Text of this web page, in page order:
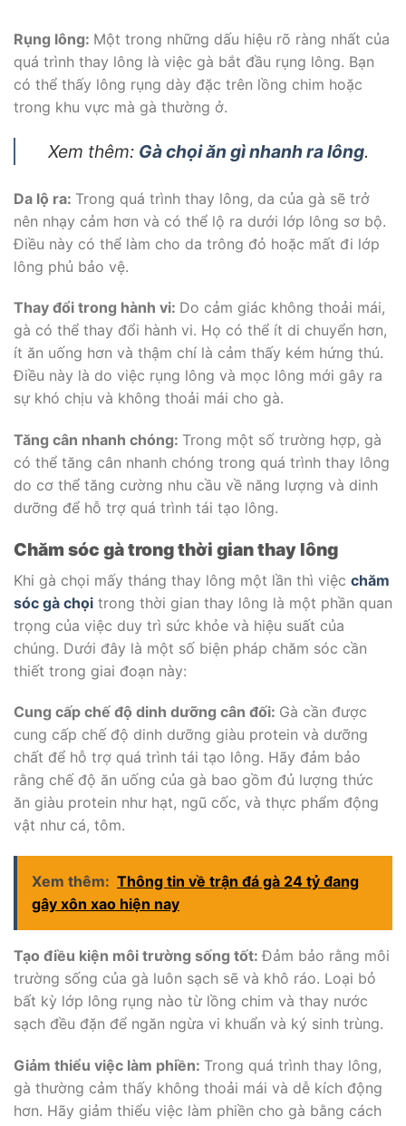
Rụng lông: Một trong những dấu hiệu rõ ràng nhất của
quá trình thay lông là việc gà bắt đầu rụng lông. Bạn
có thể thấy lông rụng dày đặc trên lồng chim hoặc
trong khu vực mà gà thường ở.
Xem thêm: Gà chọi ăn gì nhanh ra lông.
Da lộ ra: Trong quá trình thay lông, da của gà sẽ trở
nên nhạy cảm hơn và có thể lộ ra dưới lớp lông sơ bộ.
Điều này có thể làm cho da trông đỏ hoặc mất đi lớp
lông phủ bảo vệ.
Thay đổi trong hành vi: Do cảm giác không thoải mái,
gà có thể thay đổi hành vi. Họ có thể ít di chuyển hơn,
ít ăn uống hơn và thậm chí là cảm thấy kém hứng thú.
Điều này là do việc rụng lông và mọc lông mới gây ra
sự khó chịu và không thoải mái cho gà.
Tăng cân nhanh chóng: Trong một số trường hợp, gà
có thể tăng cân nhanh chóng trong quá trình thay lông
do cơ thể tăng cường nhu cầu về năng lượng và dinh
dưỡng để hỗ trợ quá trình tái tạo lông.
Chăm sóc gà trong thời gian thay lông
Khi gà chọi mấy tháng thay lông một lần thì việc chăm
sóc gà chọi trong thời gian thay lông là một phần quan
trọng của việc duy trì sức khỏe và hiệu suất của
chúng. Dưới đây là một số biện pháp chăm sóc cần
thiết trong giai đoạn này:
Cung cấp chế độ dinh dưỡng cân đối: Gà cần được
cung cấp chế độ dinh dưỡng giàu protein và dưỡng
chất để hỗ trợ quá trình tái tạo lông. Hãy đảm bảo
rằng chế độ ăn uống của gà bao gồm đủ lượng thức
ăn giàu protein như hạt, ngũ cốc, và thực phẩm động
vật như cá, tôm.
Xem thêm: Thông tin về trận đá gà 24 tỷ đang
gây xôn xao hiện nay
Tạo điều kiện môi trường sống tốt:Đảm bảo rằng môi
trường sống của gà luôn sạch sẽ và khô ráo. Loại bỏ
bất kỳ lớp lông rụng nào từ lồng chim và thay nước
sạch đều đặn để ngăn ngừa vi khuẩn và ký sinh trùng.
Giảm thiểu việc làm phiền: Trong quá trình thay lông,
gà thường cảm thấy không thoải mái và dễ kích động
hơn. Hãy giảm thiểu việc làm phiền cho gà bằng cách